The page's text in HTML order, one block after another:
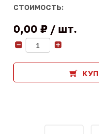
СТОИМОСТЬ:
0,00 ₽ шт.